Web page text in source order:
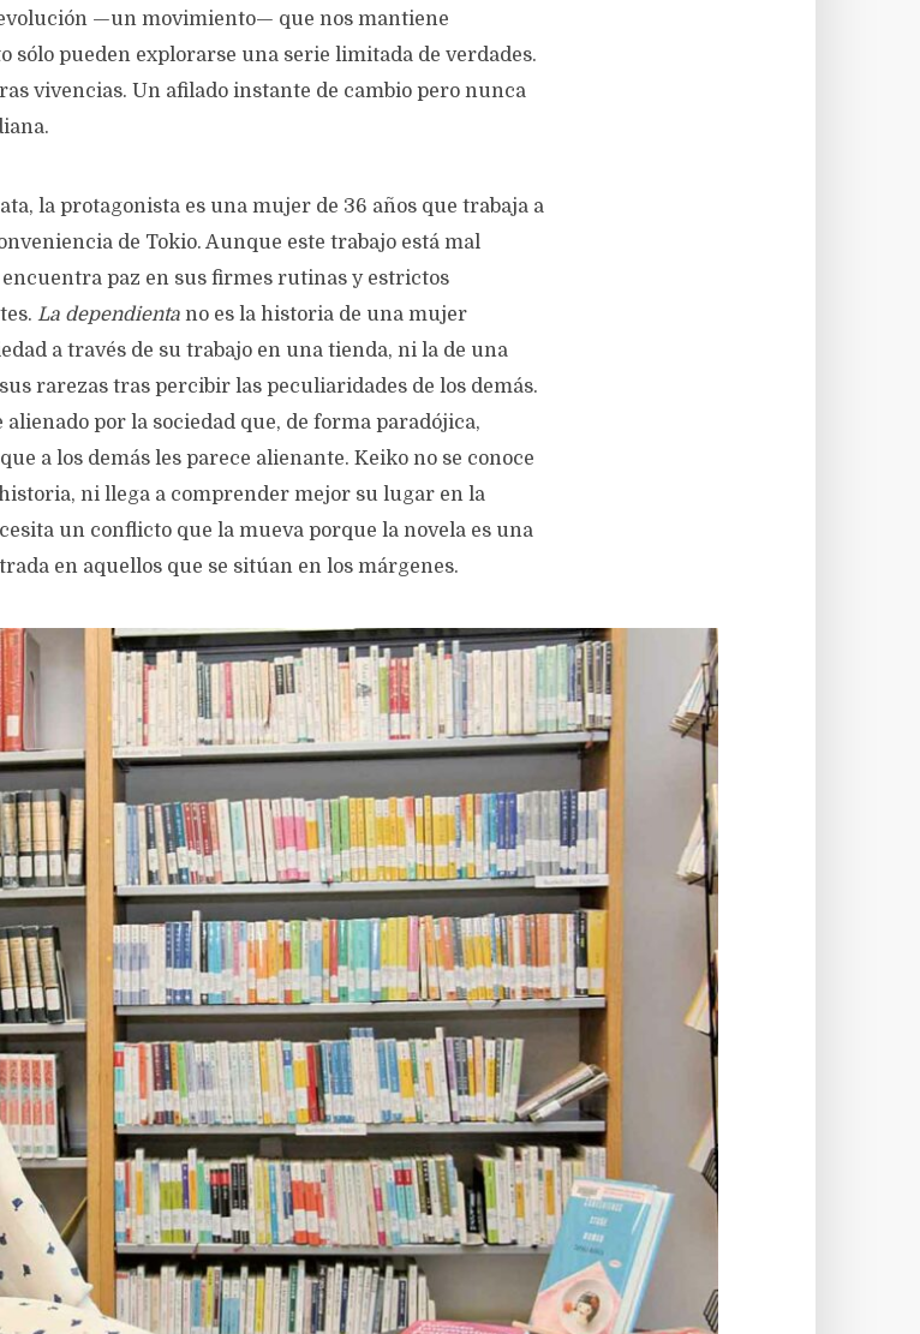
—un movimiento— que nos mantiene
sólo pueden explorarse una serie limitada de verdades.
vivencias. Un afilado instante de cambio pero nunca
la protagonista es una mujer de 36 años que trabaja a
de Tokio. Aunque este trabajo está mal
paz en sus firmes rutinas y estrictos
La dependienta no es la historia de una mujer
a través de su trabajo en una tienda, ni la de una
rarezas tras percibir las peculiaridades de los demás.
por la sociedad que, de forma paradójica,
a los demás les parece alienante. Keiko no se conoce
ni llega a comprender mejor su lugar en la
un conflicto que la mueva porque la novela es una
en aquellos que se sitúan en los márgenes.